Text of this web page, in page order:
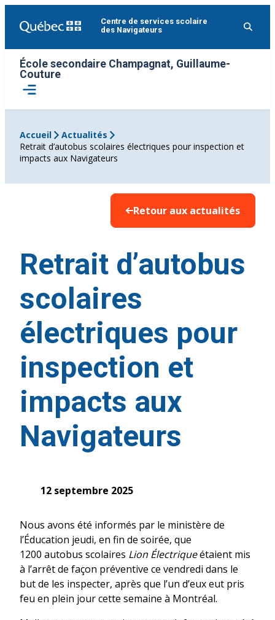
Centre de services scolaire
des Navigateurs
École secondaire Champagnat, Guillaume-
Couture
Ouvrir
le
menu
Accueil
Actualités
Retrait d’autobus scolaires électriques pour inspection et
impacts aux Navigateurs
Retour aux actualités
Retrait d’autobus
scolaires
électriques pour
inspection et
impacts aux
Navigateurs
12 septembre 2025
Nous avons été informés par le ministère de
l’Éducation jeudi, en fin de soirée, que
1200 autobus scolaires Lion Électriqueétaient mis
à l’arrêt de façon préventive ce vendredi dans le
but de les inspecter, après que l’un d’eux eut pris
feu en plein jour cette semaine à Montréal.